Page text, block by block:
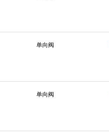
单向阀
单向阀